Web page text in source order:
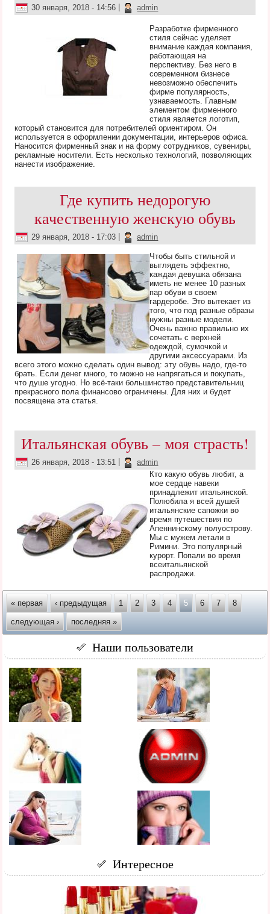
30 января, 2018 - 14:56 admin
Разработке фирменного
стиля сейчас уделяет
внимание каждая компания,
работающая на
перспективу. Без него в
современном бизнесе
невозможно обеспечить
фирме популярность,
узнаваемость. Главным
элементом фирменного
стиля является логотип,
который становится для потребителей ориентиром. Он
используется в оформлении документации, интерьеров офиса.
Наносится фирменный знак и на форму сотрудников, сувениры,
рекламные носители. Есть несколько технологий, позволяющих
нанести изображение.
Где купить недорогую
качественную женскую обувь
29 января, 2018 - 17:03 admin
Чтобы быть стильной и
выглядеть эффектно,
каждая девушка обязана
иметь не менее 10 разных
пар обуви в своем
гардеробе. Это вытекает из
того, что под разные образы
нужны разные модели.
Очень важно правильно их
сочетать с верхней
одеждой, сумочкой и
другими аксессуарами. Из
всего этого можно сделать один вывод: эту обувь надо, где-то
брать. Если денег много, то можно не напрягаться и покупать,
что душе угодно. Но всё-таки большинство представительниц
прекрасного пола финансово ограничены. Для них и будет
посвящена эта статья.
Итальянская обувь – моя страсть!
26 января, 2018 - 13:51
admin
Кто какую обувь любит, а
мое сердце навеки
принадлежит итальянской.
Полюбила я всей душей
итальянские сапожки во
время путешествия по
Апеннинскому полуострову.
Мы с мужем летали в
Римини. Это популярный
курорт. Попали во время
всеитальянской
распродажи.
Страницы
« первая ‹ предыдущая 1 2 3 4 5 6 7 8
следующая › последняя »
Наши пользователи
Интересное